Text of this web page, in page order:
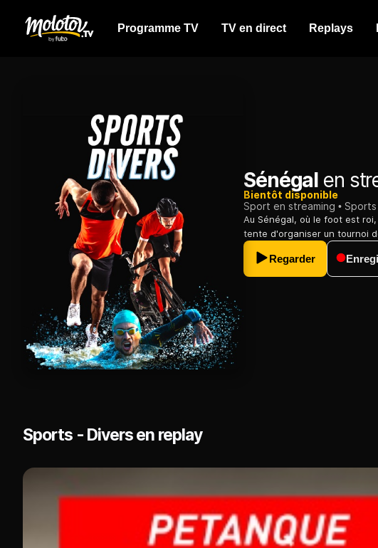
Programme TV TV en direct Replays
Sénégal en
Bientôt disponible
Sport en streaming
Au Sénégal, où le foot est
tente d'organiser un tournoi
Regarder
Sports - Divers en replay